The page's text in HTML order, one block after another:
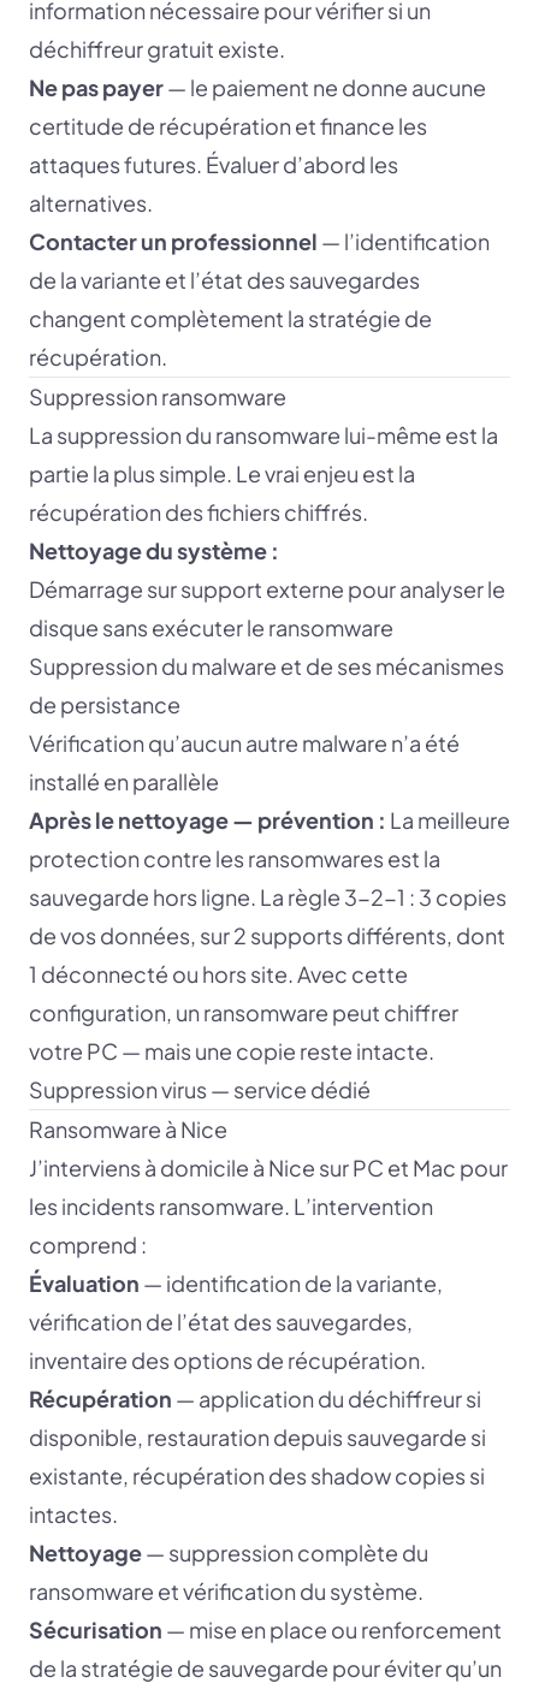
information nécessaire pour vérifier si un
déchiffreur gratuit existe.
Ne pas payer— le paiement ne donne aucune
certitude de récupération et finance les
attaques futures. Évaluer d’abord les
alternatives.
Contacter un professionnel — l’identification
de la variante et l’état des sauvegardes
changent complètement la stratégie de
récupération.
Suppression ransomware
La suppression du ransomware lui-même est la
partie la plus simple. Le vrai enjeu est la
récupération des fichiers chiffrés.
Nettoyage du système :
Démarrage sur support externe pour analyser le
disque sans exécuter le ransomware
Suppression du malware et de ses mécanismes
de persistance
Vérification qu’aucun autre malware n’a été
installé en parallèle
Après le nettoyage — prévention : La meilleure
protection contre les ransomwares est la
sauvegarde hors ligne. La règle 3-2-1 : 3 copies
de vos données, sur 2 supports différents, dont
1 déconnecté ou hors site. Avec cette
configuration, un ransomware peut chiffrer
votre PC — mais une copie reste intacte.
Suppression virus — service dédié
Ransomware à Nice
J’interviens à domicile à Nice sur PC et Mac pour
les incidents ransomware. L’intervention
comprend :
Évaluation — identification de la variante,
vérification de l’état des sauvegardes,
inventaire des options de récupération.
Récupération — application du déchiffreur si
disponible, restauration depuis sauvegarde si
existante, récupération des shadow copies si
intactes.
Nettoyage— suppression complète du
ransomware et vérification du système.
Sécurisation — mise en place ou renforcement
de la stratégie de sauvegarde pour éviter qu’un